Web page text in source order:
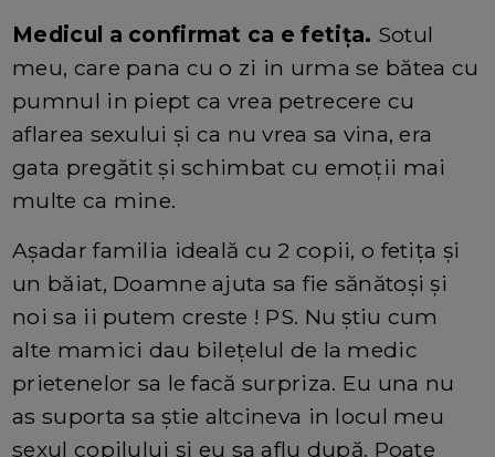
Medicul a confirmat ca e fetița. Sotul
meu, care pana cu o zi in urma se bătea cu
pumnul in piept ca vrea petrecere cu
aflarea sexului și ca nu vrea sa vina, era
gata pregătit și schimbat cu emoții mai
multe ca mine.
Așadar familia ideală cu 2 copii, o fetița și
un băiat, Doamne ajuta sa fie sănătoși și
noi sa ii putem creste ! PS. Nu știu cum
alte mamici dau bilețelul de la medic
prietenelor sa le facă surpriza. Eu una nu
as suporta sa știe altcineva in locul meu
sexul copilului și eu sa aflu după. Poate